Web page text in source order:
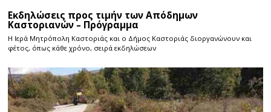
Εκδηλώσεις προς τιμήν των Απόδημων
Καστοριανών – Πρόγραμμα
Η Ιερά Μητρόπολη Καστοριάς και ο Δήμος Καστοριάς διοργανώνουν και
φέτος, όπως κάθε χρόνο, σειρά εκδηλώσεων